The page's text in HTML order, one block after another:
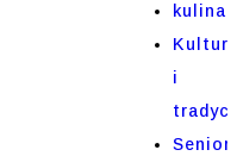
i